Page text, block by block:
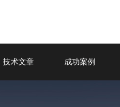
技术文章 成功案例